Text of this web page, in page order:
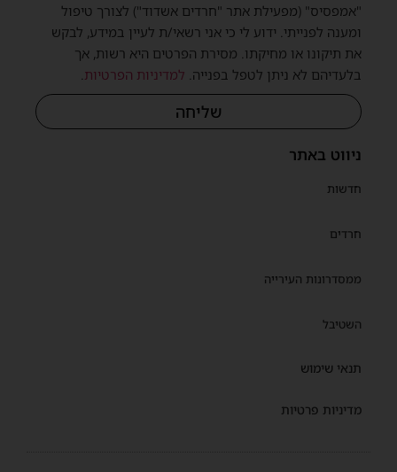
ניווט באתר
חדשות
חרדים
ממסדרונות העירייה
השטיבל
תנאי שימוש
מדיניות פרטיות
"אמפסיס" (מפעילת אתר "חרדים אשדוד") לצורך טיפול
ומענה לפנייתי. ידוע לי כי אני רשאי/ת לעיין במידע, לבקש
את תיקונו או מחיקתו. מסירת הפרטים היא רשות, אך
בלעדיהם לא ניתן לטפל בפנייה. למדיניות הפרטיות
שליחה